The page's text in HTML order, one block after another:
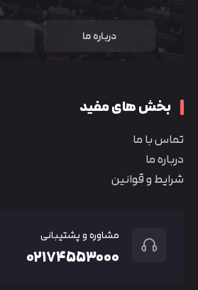
درباره ما
بخش های مفید
تماس با ما
درباره ما
شرایط و قوانین
مشاوره و پشتیبانی
۰۲۱۷۴۵۵۳۰۰۰